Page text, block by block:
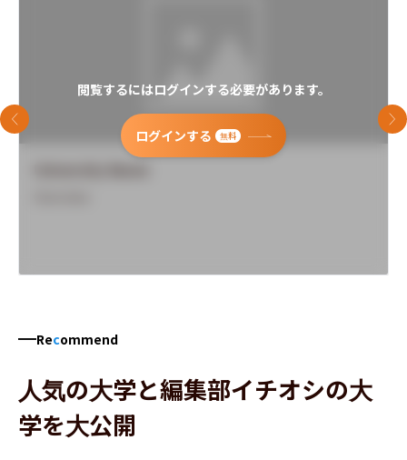
閲覧するにはログインする必要があります。
ログインする 無料
前のスライド 次
Recommend
人気の大学と編集部イチオシの大
学を大公開